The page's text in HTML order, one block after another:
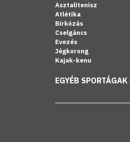
Asztalitenisz
Atlétika
Birkózás
Cselgáncs
Evezés
Jégkorong
Kajak-kenu
EGYÉB SPORTÁGAK